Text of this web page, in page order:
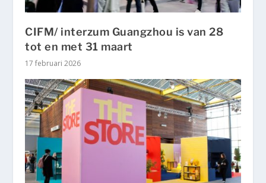
CIFM/ interzum Guangzhou is van 28
tot en met 31 maart
17 februari 2026